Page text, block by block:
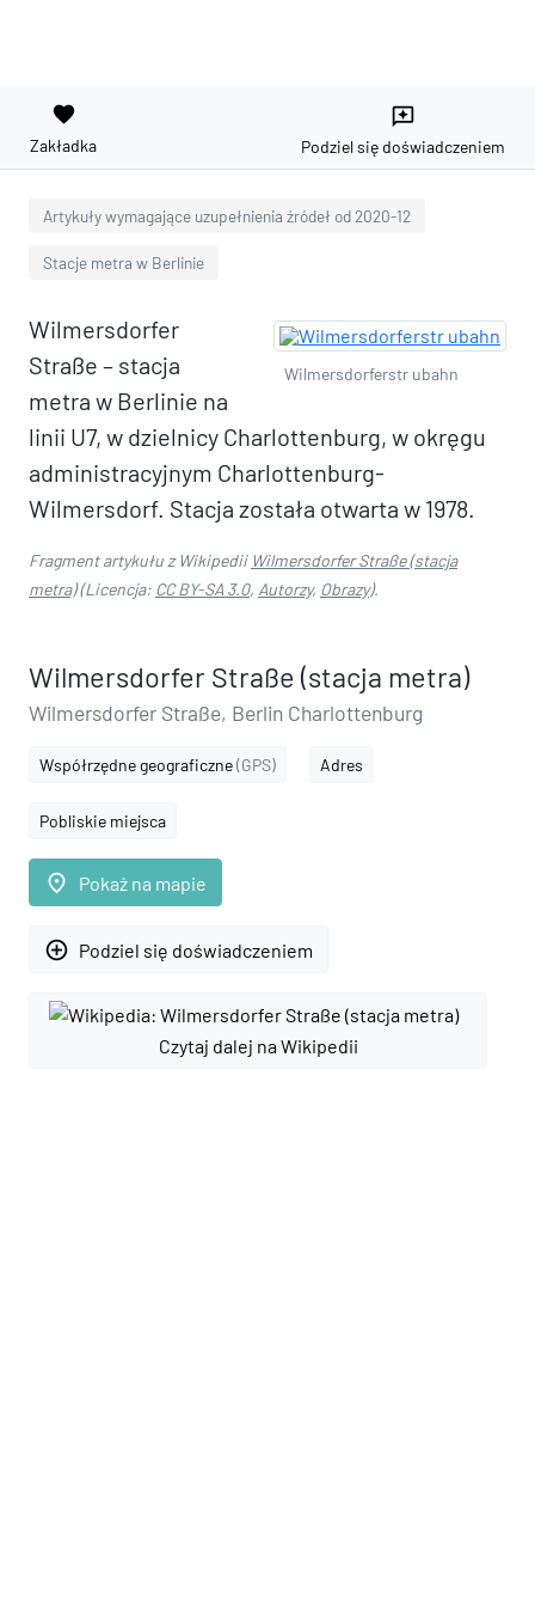
favorite
Zakładka
reviews
Podziel się doświadczeniem
Artykuły wymagające uzupełnienia źródeł od 2020-12
Stacje metra w Berlinie
Wilmersdorferstr ubahn
Wilmersdorfer
Straße – stacja
metra w Berlinie na
linii U7, w dzielnicy Charlottenburg, w okręgu
administracyjnym Charlottenburg-
Wilmersdorf. Stacja została otwarta w 1978.
Fragment artykułu z Wikipedii Wilmersdorfer Straße (stacja
metra)(Licencja: CC BY-SA 3.0, Autorzy, Obrazy).
Wilmersdorfer Straße (stacja metra)
Wilmersdorfer Straße, Berlin Charlottenburg
Współrzędne geograficzne(GPS) Adres
Pobliskie miejsca
place Pokaż na mapie
add_circle_outline Podziel się doświadczeniem
Czytaj dalej na Wikipedii